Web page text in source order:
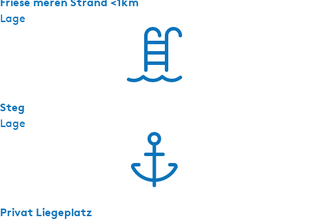
Lage
Lage
Steg
Privat Liegeplatz